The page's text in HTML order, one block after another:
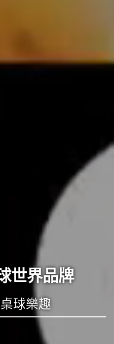
世界品牌
球樂趣